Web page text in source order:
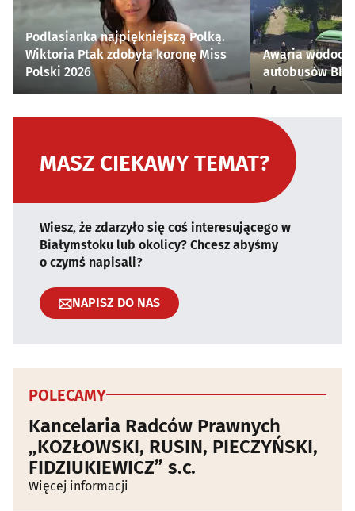
Podlasianka najpiękniejszą Polką.
Wiktoria Ptak zdobyła koronę Miss
Polski 2026
Awaria
autobusów
MASZ CIEKAWY TEMAT?
Wiesz, że zdarzyło się coś interesującego w
Białymstoku lub okolicy? Chcesz abyśmy
o czymś napisali?
NAPISZ DO NAS
POLECAMY
Kancelaria Radców Prawnych
„KOZŁOWSKI, RUSIN, PIECZYŃSKI,
FIDZIUKIEWICZ” s.c.
Więcej informacji